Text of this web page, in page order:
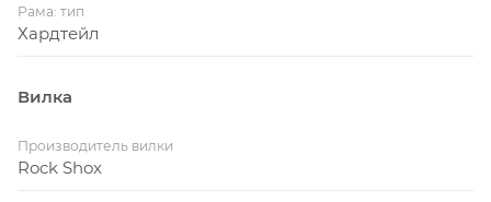
Рама: тип
Хардтейл
Вилка
Производитель вилки
Rock Shox